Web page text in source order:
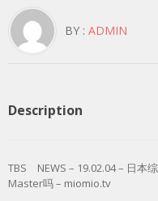
BY : ADMIN
Description
TBS NEWS – 19.02.04 – 日本
Master吗 – miomio.tv